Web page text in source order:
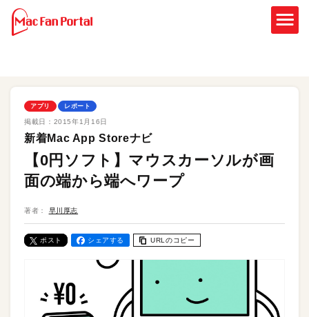
アプリ レポート
掲載日： 2015年1月16日
新着Mac App Storeナビ
【0円ソフト】マウスカーソルが画
面の端から端へワープ
著者： 早川厚志
ポスト シェアする URLのコピー